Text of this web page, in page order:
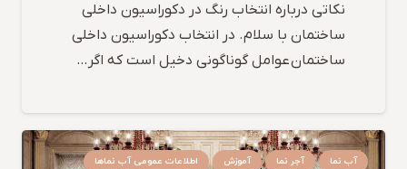
نکاتی درباره انتخاب رنگ در دکوراسیون داخلی
ساختمان با سلام. در انتخاب دکوراسیون داخلی
ساختمان عوامل گوناگونی دخیل است که اگر…
آب نما آجر نما آموزش
اطلاعات عمومی آب نماها